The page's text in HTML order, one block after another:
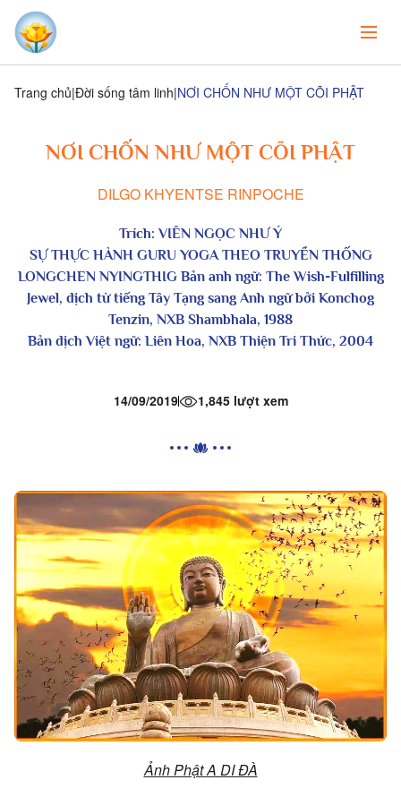
Trang chủ Đời sống tâm linh NƠI CHỐN NHƯ MỘT CÕI PHẬT
NƠI CHỐN NHƯ MỘT CÕI PHẬT
DILGO KHYENTSE RINPOCHE
Trích:VIÊN NGỌC NHƯ Ý
SỰTHỰC HÀNHGURU YOGA THEO TRUYỀN THỐNG
LONGCHEN NYINGTHIG Bản anh ngữ: The Wish-Fulfilling
Jewel, dịch từ tiếng Tây Tạng sang Anh ngữ bởi Konchog
Tenzin, NXB Shambhala, 1988
Bản dịch Việt ngữ: Liên Hoa, NXB Thiện Tri Thức, 2004
14/09/2019 1,845 lượt xem
Ảnh Phật A DI ĐÀ